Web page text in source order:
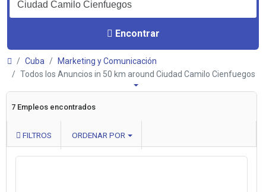
Encontrar
Cuba
Marketing y Comunicación
Todos los Anuncios in 50 km around Ciudad Camilo Cienfuegos
7 Empleos encontrados
FILTROS ORDENAR POR